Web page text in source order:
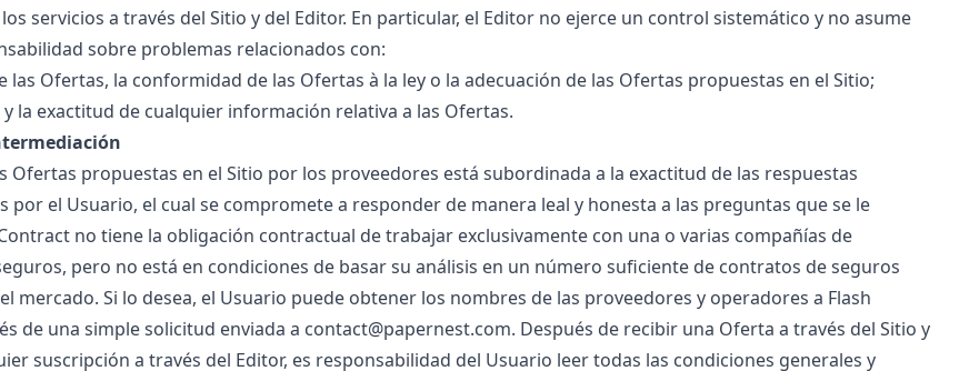
servicios a través del Sitio y del Editor. En particular, el Editor no ejerce un control sistemático y no asume
sobre problemas relacionados con:
las Ofertas, la conformidad de las Ofertas à la ley o la adecuación de las Ofertas propuestas en el Sitio;
la exactitud de cualquier información relativa a las Ofertas.
Ofertas propuestas en el Sitio por los proveedores está subordinada a la exactitud de las respuestas
por el Usuario, el cual se compromete a responder de manera leal y honesta a las preguntas que se le
no tiene la obligación contractual de trabajar exclusivamente con una o varias compañías de
pero no está en condiciones de basar su análisis en un número suficiente de contratos de seguros
mercado. Si lo desea, el Usuario puede obtener los nombres de las proveedores y operadores a Flash
de una simple solicitud enviada a contact@papernest.com. Después de recibir una Oferta a través del Sitio y
suscripción a través del Editor, es responsabilidad del Usuario leer todas las condiciones generales y